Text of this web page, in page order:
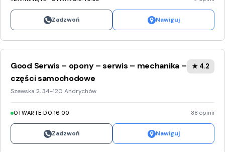
Zadzwoń Nawiguj
Good Serwis – opony – serwis – mechanika –
części samochodowe
Szewska 2, 34-120 Andrychów
★ 4.2
OTWARTE DO 16:00 88 opinii
Zadzwoń Nawiguj